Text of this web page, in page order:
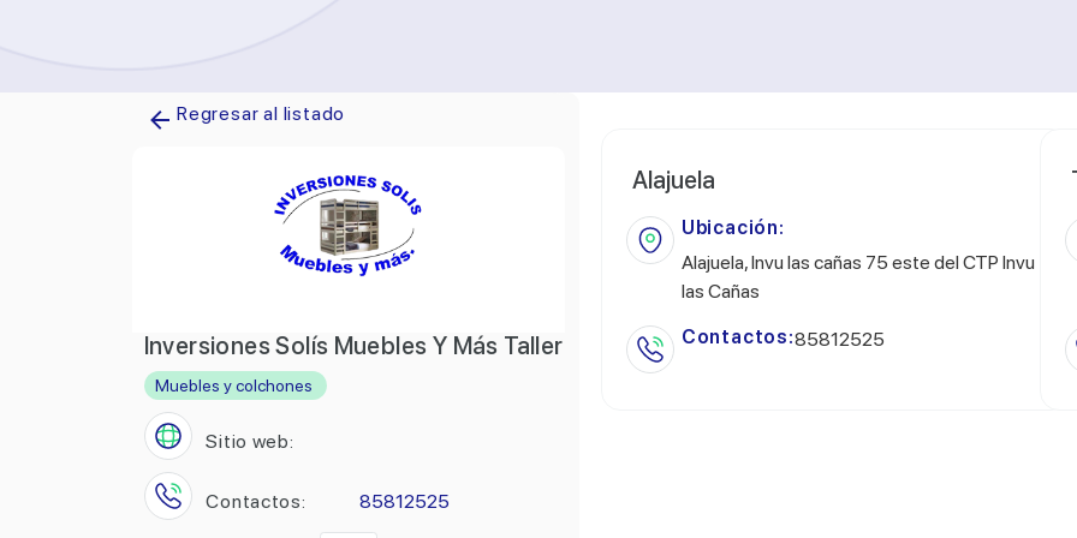
Regresar al listado
Inversiones Solís Muebles Y Más Taller
Muebles y colchones
Sitio web:
Contactos: 85812525
Alajuela
Ubicación:
Alajuela, Invu las cañas 75 este del CTP Invu
las Cañas
Contactos:85812525